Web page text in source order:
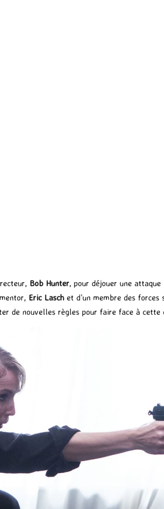
Bob Hunter, pour déjouer une
Eric Lasch et d’un membre des forces
de nouvelles règles pour faire face à cette